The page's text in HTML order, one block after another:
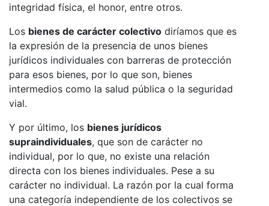
integridad física, el honor, entre otros.
Los bienes de carácter colectivo diríamos que es
la expresión de la presencia de unos bienes
jurídicos individuales con barreras de protección
para esos bienes, por lo que son, bienes
intermedios como la salud pública o la seguridad
vial.
Y por último, los bienes jurídicos
supraindividuales, que son de carácter no
individual, por lo que, no existe una relación
directa con los bienes individuales. Pese a su
carácter no individual. La razón por la cual forma
una categoría independiente de los colectivos se